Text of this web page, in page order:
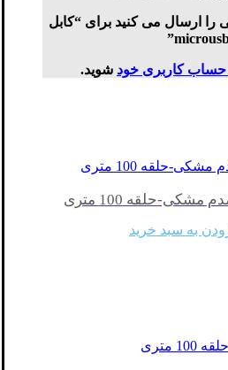
را ارسال می کنید برای “کابل
حساب کاربری خود شوید.
به سبد خرید